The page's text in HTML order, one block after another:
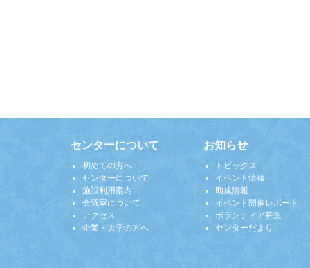
センターについて
初めての方へ
センターについて
施設利用案内
会議室について
アクセス
企業・大学の方へ
お知らせ
トピックス
イベント情報
助成情報
イベント開催レポート
ボランティア募集
センターだより